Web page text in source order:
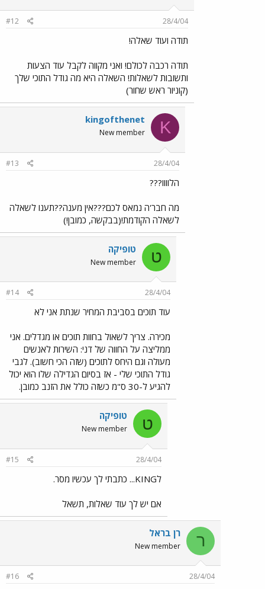
28/4/04
#12
תודה ועוד שאלה!
תודה רכבה לכולם! ואני מקווה לקבל עוד הצעות
ותשובות לשאלות! השאלה היא מה גודל התוכי שלך
(קוניור ראש שחור)
K
kingofthenet
New member
28/4/04
#13
הלוווו???
מה חבר'ה נמאס לכם???אין מענה??תענו לשאלה
לשאלה הקודמת!(בבקשה, כמובן!)
ט טופיקה
New member
28/4/04
#14
עוד תוכים בסביבת המחיר שנתת אני לא
מכירה. צריך לשאול בחוות תוכים או מגדלים. אני
ממליצה על החווה של דני: השירות לאנשים
מעולה וגם היחס לתוכים (שזה הכי חשוב). לגבי
גודל התוכי שלי - אז בסיום הגדילה שלו הוא יכול
להגיע ל-30 ס"מ כשזה כולל את הזנב כמובן.
ט טופיקה
New member
28/4/04
#15
לKING... כתבתי לך עכשיו מסר.
אם יש לך עוד שאלות, תשאל
ר רן בראל
New member
28/4/04
#16